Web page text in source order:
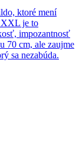
ktoré mení
je to
impozantnosť
70 cm, ale zaujme
sa nezabúda.